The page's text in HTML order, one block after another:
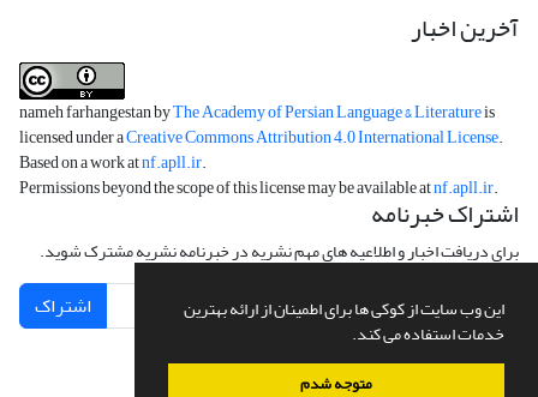
این وب سایت از کوکی ها برای اطمینان از ارائه بهترین
خدمات استفاده می کند.
متوجه شدم
آخرین اخبار
nameh farhangestan byThe Academy of Persian Language & Literatureis
licensed under aCreative Commons Attribution 4.0 International License.
Based on a work atnf.apll.ir.
Permissions beyond the scope of this license may be available atnf.apll.ir.
اشتراک خبرنامه
برای دریافت اخبار و اطلاعیه های مهم نشریه در خبرنامه نشریه مشترک شوید.
اشتراک